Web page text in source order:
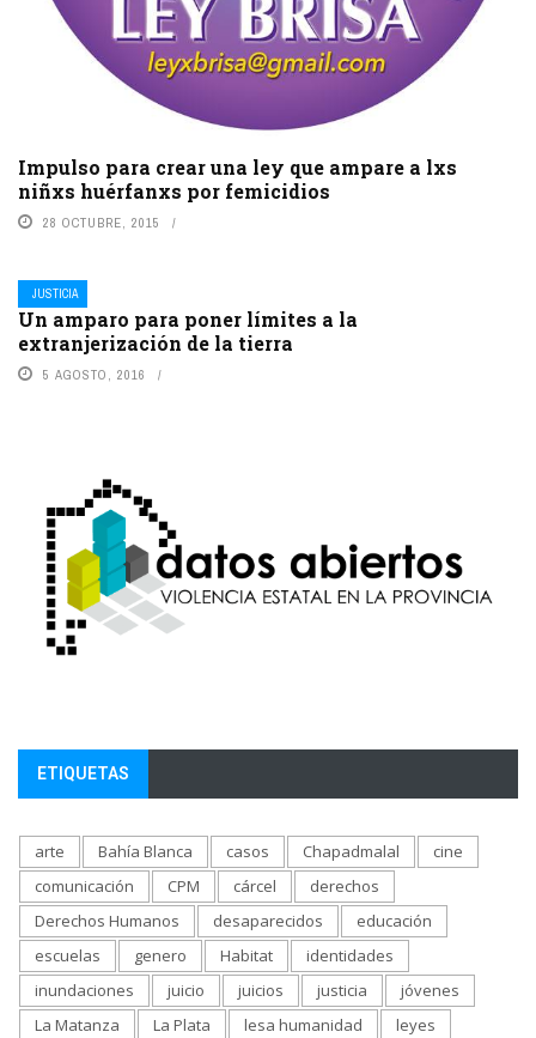
Impulso para crear una ley que ampare a lxs
niñxs huérfanxs por femicidios
28 OCTUBRE, 2015
JUSTICIA
Un amparo para poner límites a la
extranjerización de la tierra
5 AGOSTO, 2016
ETIQUETAS
arte Bahía Blanca casos Chapadmalal
cine
comunicación
CPM cárcel
derechos
Derechos Humanos
desaparecidos
educación
escuelas
genero Habitat
identidades
inundaciones
juicio juicios justicia
jóvenes
La Matanza
La Plata lesa humanidad
leyes